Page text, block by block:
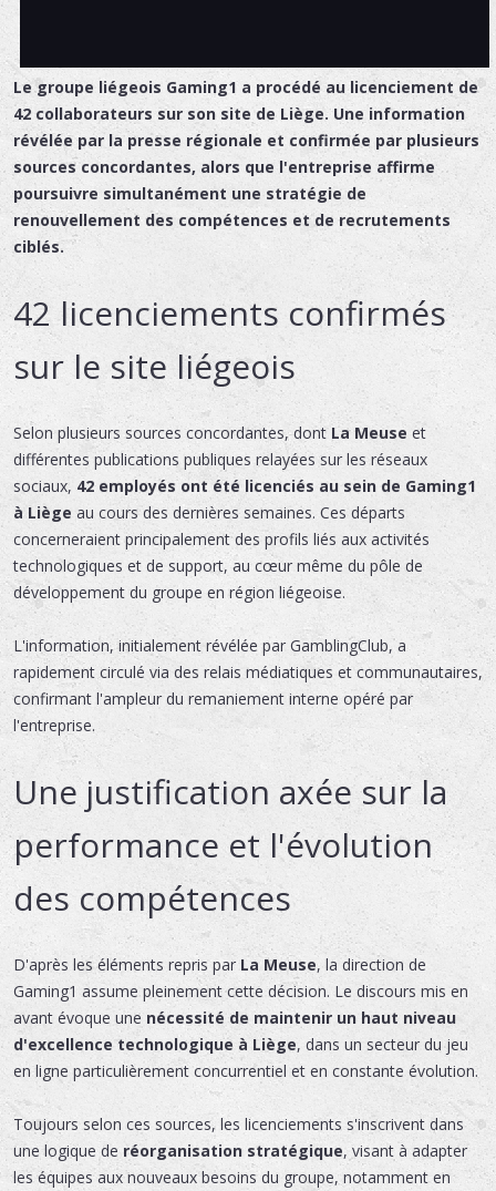
Le groupe liégeois Gaming1 a procédé au licenciement de
42 collaborateurs sur son site de Liège. Une information
révélée par la presse régionale et confirmée par plusieurs
sources concordantes, alors que l'entreprise affirme
poursuivre simultanément une stratégie de
renouvellement des compétences et de recrutements
ciblés.
42 licenciements confirmés
sur le site liégeois
Selon plusieurs sources concordantes, dont La Meuse et
différentes publications publiques relayées sur les réseaux
sociaux, 42 employés ont été licenciés au sein de Gaming1
à Liège au cours des dernières semaines. Ces départs
concerneraient principalement des profils liés aux activités
technologiques et de support, au cœur même du pôle de
développement du groupe en région liégeoise.
L'information, initialement révélée par GamblingClub, a
rapidement circulé via des relais médiatiques et communautaires,
confirmant l'ampleur du remaniement interne opéré par
l'entreprise.
Une justification axée sur la
performance et l'évolution
des compétences
D'après les éléments repris par La Meuse, la direction de
Gaming1 assume pleinement cette décision. Le discours mis en
avant évoque une nécessité de maintenir un haut niveau
d'excellence technologique à Liège, dans un secteur du jeu
en ligne particulièrement concurrentiel et en constante évolution.
Toujours selon ces sources, les licenciements s'inscrivent dans
une logique de réorganisation stratégique, visant à adapter
les équipes aux nouveaux besoins du groupe, notamment en